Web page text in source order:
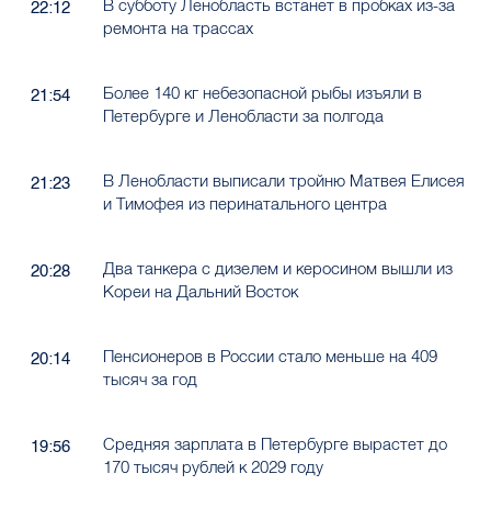
22:12
В субботу Ленобласть встанет в пробках из-за
ремонта на трассах
21:54
Более 140 кг небезопасной рыбы изъяли в
Петербурге и Ленобласти за полгода
21:23
В Ленобласти выписали тройню Матвея Елисея
и Тимофея из перинатального центра
20:28
Два танкера с дизелем и керосином вышли из
Кореи на Дальний Восток
20:14
Пенсионеров в России стало меньше на 409
тысяч за год
19:56
Средняя зарплата в Петербурге вырастет до
170 тысяч рублей к 2029 году